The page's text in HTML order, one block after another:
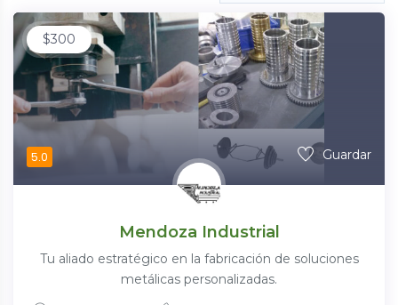
$300
5.0 Guardar
Mendoza Industrial
Tu aliado estratégico en la fabricación de soluciones
metálicas personalizadas.